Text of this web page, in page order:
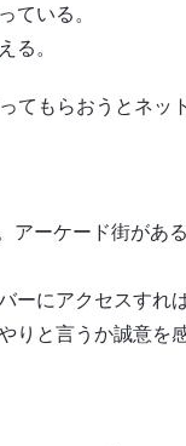
ている。
る。
てもらおうとネット
アーケード街がある
ーにアクセスすれ
りと言うか誠意を